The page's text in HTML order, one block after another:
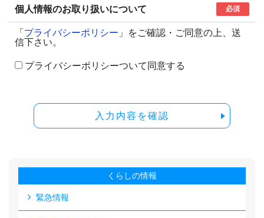
個人情報のお取り扱いについて 必須
「 プライバシーポリシー 」をご確認・ご同意の上、送
信下さい。
プライバシーポリシーついて同意する
入力内容を確認
くらしの情報
緊急情報